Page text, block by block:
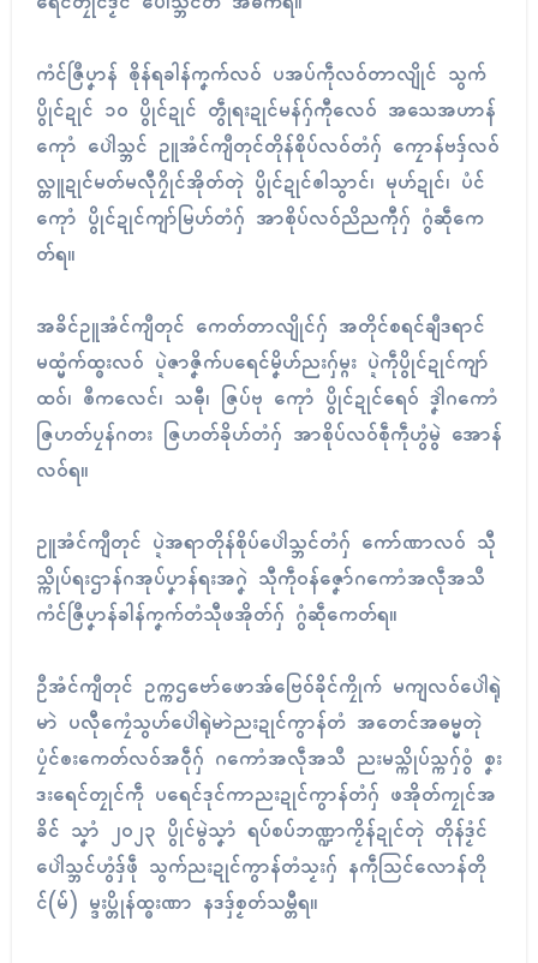
ကံၚ်ဇြဳပၞာန် ၜိုန်ရခါန်ကၞက်လဝ် ပအပ်ကဵုလဝ်တာလျိုၚ် သွက်
ပွိုၚ်ဍုၚ် ၁၀ ပွိုၚ်ဍုၚ် တွဵုရးဍုၚ်မန်ဂှ်ကီုလေဝ် အသေအဟာန်
ကေုာံ ပေါဲသ္ဘၚ် ဥူအံၚ်ကျဳတုၚ်တိုန်စိုပ်လဝ်တံဂှ် ကၠောန်ဗဒှ်လဝ်
လ္တူဍုၚ်မတ်မလီုဂၠိုၚ်အိုတ်တုဲ ပွိုၚ်ဍုၚ်ၜါသွာၚ်၊ မုဟ်ဍုၚ်၊ ပံၚ်
ကေုာံ ပွိုၚ်ဍုၚ်ကျာ်မြဟ်တံဂှ် အာစိုပ်လဝ်ညိညကီုဂှ် ဂွံဆဵုကေ
တ်ရ။
အခိၚ်ဥူအံၚ်ကျဳတုၚ် ကေတ်တာလျိုၚ်ဂှ် အတိုၚ်စရၚ်ချဳဒရာၚ်
မထ္မံက်ထ္ၜးလဝ် ပ္ဍဲဇာဇၞိက်ပရေၚ်မၞိဟ်ညးဂှ်မ္ဂး ပ္ဍဲကဵုပွိုၚ်ဍုၚ်ကျာ်
ထဝ်၊ ၜဳကလေၚ်၊ သဓီု၊ ဇြပ်ဗု ကေုာံ ပွိုၚ်ဍုၚ်ရေဝ် ဒၞါဲဂကောံ
ဇြဟတ်ပၠန်ဂတး ဇြဟတ်ခိုဟ်တံဂှ် အာစိုပ်လဝ်စဵုကဵုဟွံမွဲ အောန်
လဝ်ရ။
ဥူအံၚ်ကျဳတုၚ် ပ္ဍဲအရာတိုန်စိုပ်ပေါဲသ္ဘၚ်တံဂှ် ကော်ဏာလဝ် သီု
သ္ကိုပ်ရးဌာန်ဂအုပ်ပၞာန်ရးအဂၞဲ သီုကဵုဝန်ဇၞော်ဂကောံအလဵုအသဳ
ကံၚ်ဇြဳပၞာန်ခါန်ကၞက်တံသီုဖအိုတ်ဂှ် ဂွံဆဵုကေတ်ရ။
ဥဳအံၚ်ကျဳတုၚ် ဥက္ကဌဗော်ဖောအ်ဗြေဝ်ခိုၚ်ကၠိုက် မကျလဝ်ပေါဲရုဲ
မာဲ ပလီုကၠေံသွဟ်ပေါဲရုဲမာဲညးဍုၚ်ကွာန်တံ အတေၚ်အဓမ္မတုဲ
ပၠံၚ်ၜးကေတ်လဝ်အဝဵုဂှ် ဂကောံအလဵုအသဳ ညးမသ္ကိုပ်သ္ကဂှ်ဝွံ စၞး
ဒးရေၚ်တၠုၚ်ကဵု ပရေၚ်ဒုၚ်ကာညးဍုၚ်ကွာန်တံဂှ် ဖအိုတ်ကၠုၚ်အ
ခိၚ် သၞာံ ၂၀၂၃ ပွိုၚ်မွဲသၞာံ ရပ်စပ်ဘဏ္ဍာကၟိန်ဍုၚ်တုဲ တိုန်ဒၟံၚ်
ပေါဲသ္ဘၚ်ဟွံဒှ်ဖဵု သွက်ညးဍုၚ်ကွာန်တံသၟးဂှ် နကဵုသြၚ်လောန်တို
ၚ်(မ်) မ္ဒးပ္တိုန်ထ္ၜးဏာ နဒဒှ်စၟတ်သမ္တီရ။